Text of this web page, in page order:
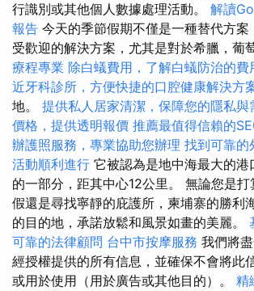
行識別或其他個人數據處理活動。 解讀
報告 今天的季節假期不僅是一種替代方案
受歡迎的解決方案，尤其是對於希臘，葡
療程專業 除白蟻費用，了解白蟻防治的費
近牙科診所，方便快捷的口腔健康解決方
地。 提供私人居家清潔，保障您的隱私與
價格，提供透明報價 推薦最值得信賴的
辦護照服務，專業協助您辦理 找到可靠的
活動順利進行 它被認為是地中海最大的港
的一部分，距其中心12公里。 無論您是
假還是尋找寧靜的庇護所，柬埔寨的勝利
的目的地，承諾放鬆和風景如畫的美麗。
可靠的法律顧問 台中市按摩服務 我們將
經授權提供的所有信息，並確保不會將此
或用於使用（用於廣告或其他目的）。 精